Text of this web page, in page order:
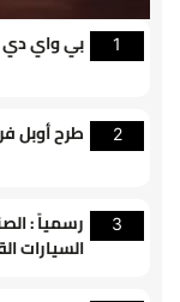
1 بي واي دي تشوّق
2 طرح أوبل
3
رسمياً :
السيارات